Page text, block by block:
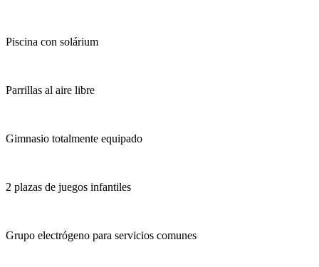
Piscina con solárium
Parrillas al aire libre
Gimnasio totalmente equipado
2 plazas de juegos infantiles
Grupo electrógeno para servicios comunes